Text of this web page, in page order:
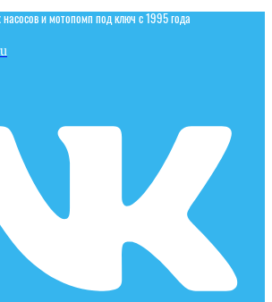
и мотопомп под ключ с 1995 года